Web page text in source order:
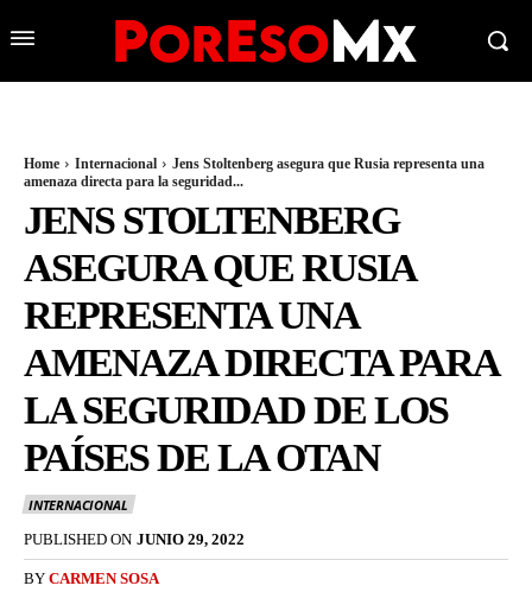
Home Internacional
Jens Stoltenberg asegura que Rusia representa una
amenaza directa para la seguridad...
JENS STOLTENBERG
ASEGURA QUE RUSIA
REPRESENTA UNA
AMENAZA DIRECTA PARA
LA SEGURIDAD DE LOS
PAÍSES DE LA OTAN
INTERNACIONAL
PUBLISHED ON JUNIO 29, 2022
BY CARMEN SOSA